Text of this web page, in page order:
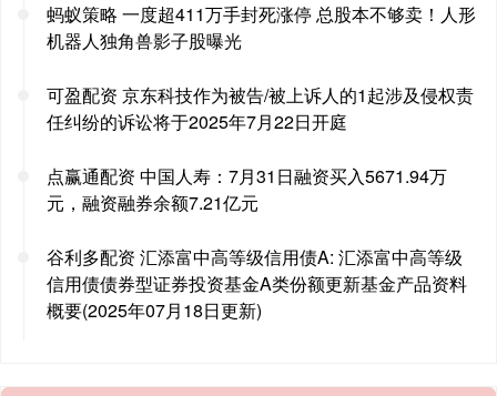
蚂蚁策略 一度超411万手封死涨停 总股本不够卖！人形
机器人独角兽影子股曝光
可盈配资 京东科技作为被告/被上诉人的1起涉及侵权责
任纠纷的诉讼将于2025年7月22日开庭
点赢通配资 中国人寿：7月31日融资买入5671.94万
元，融资融券余额7.21亿元
谷利多配资 汇添富中高等级信用债A: 汇添富中高等级
信用债债券型证券投资基金A类份额更新基金产品资料
概要(2025年07月18日更新)